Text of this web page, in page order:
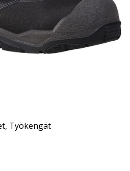
, Työkengät